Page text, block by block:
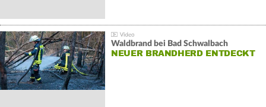
Waldbrand bei Bad Schwalbach
NEUER BRANDHERD ENTDECKT